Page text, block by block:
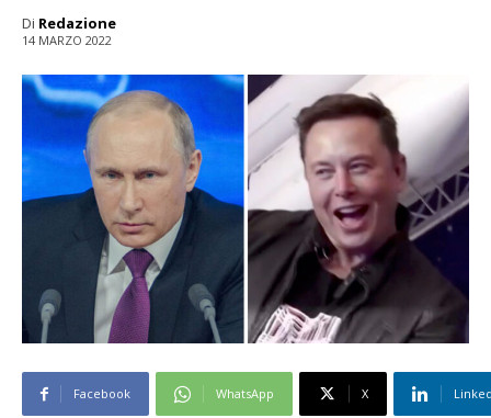
Di Redazione
14 MARZO 2022
Facebook WhatsApp X